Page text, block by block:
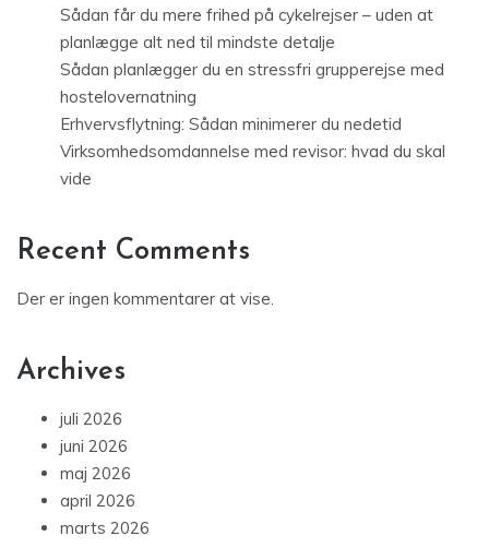
Sådan får du mere frihed på cykelrejser – uden at
planlægge alt ned til mindste detalje
Sådan planlægger du en stressfri grupperejse med
hostelovernatning
Erhvervsflytning: Sådan minimerer du nedetid
Virksomhedsomdannelse med revisor: hvad du skal
vide
Recent Comments
Der er ingen kommentarer at vise.
Archives
juli 2026
juni 2026
maj 2026
april 2026
marts 2026